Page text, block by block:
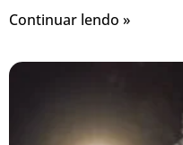
Continuar lendo »